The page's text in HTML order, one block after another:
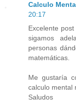
Calculo
20:17
Excelente
sigamos
personas
matemáticas.
Me gustaría
calculo mental
Saludos